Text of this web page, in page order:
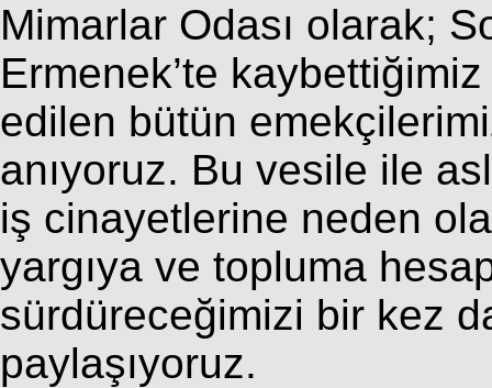
Mimarlar Odası olarak;
Ermenek’te
edilen bütün
anıyoruz. Bu vesile ile
iş cinayetlerine neden
yargıya ve topluma
sürdüreceğimizi bir kez
paylaşıyoruz.